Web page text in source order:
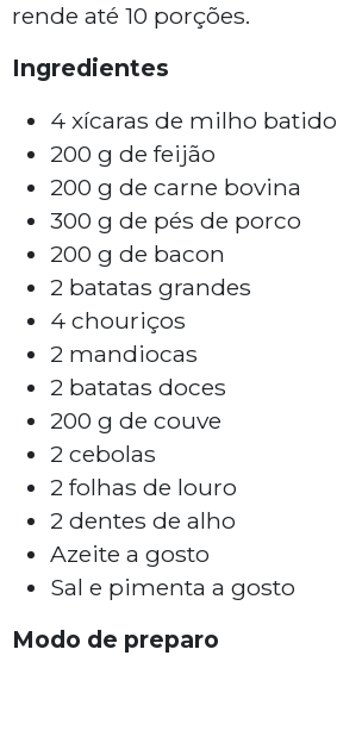
rende até 10 porções.
Ingredientes
4 xícaras de milho batido
200 g de feijão
200 g de carne bovina
300 g de pés de porco
200 g de bacon
2 batatas grandes
4 chouriços
2 mandiocas
2 batatas doces
200 g de couve
2 cebolas
2 folhas de louro
2 dentes de alho
Azeite a gosto
Sal e pimenta a gosto
Modo de preparo